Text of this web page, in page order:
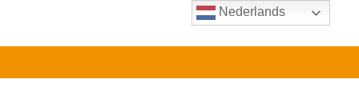
naar
Nederlands